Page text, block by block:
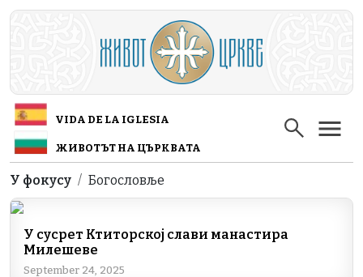
Skip to main content
VIDA DE LA IGLESIA
ЖИВОТЪТ НА ЦЪРКВАТА
Breadcrumb
У фокусу Богословље
У сусрет Ктиторској слави манастира
Милешеве
September 24, 2025